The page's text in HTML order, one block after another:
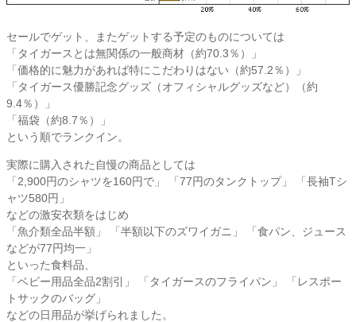
セールでゲット、またゲットする予定のものについては
「タイガースとは無関係の一般商材（約70.3％）」
「価格的に魅力があれば特にこだわりはない（約57.2％）」
「タイガース優勝記念グッズ（オフィシャルグッズなど）（約
9.4％）」
「福袋（約8.7％）」
という順でランクイン。
実際に購入された自慢の商品としては
「2,900円のシャツを160円で」 「77円のタンクトップ」 「長袖Tシ
ャツ580円」
などの激安衣類をはじめ
「魚介類全品半額」 「半額以下のズワイガニ」 「食パン、ジュース
などが77円均一」
といった食料品、
「ベビー用品全品2割引」 「タイガースのフライパン」 「レスポー
トサックのバッグ」
などの日用品が挙げられました。